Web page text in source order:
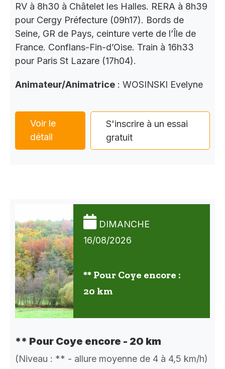
RV à 8h30 à Châtelet les Halles. RERA à 8h39
pour Cergy Préfecture (09h17). Bords de
Seine, GR de Pays, ceinture verte de l’Île de
France. Conflans-Fin-d’Oise. Train à 16h33
pour Paris St Lazare (17h04).
Animateur/Animatrice : WOSINSKI Evelyne
Voir le
détail
S'inscrire à un essai
gratuit
DIMANCHE
16/08/2026
** Pour Coye encore :
20 km
** Pour Coye encore - 20 km
(Niveau : ** - allure moyenne de 4 à 4,5 km/h)